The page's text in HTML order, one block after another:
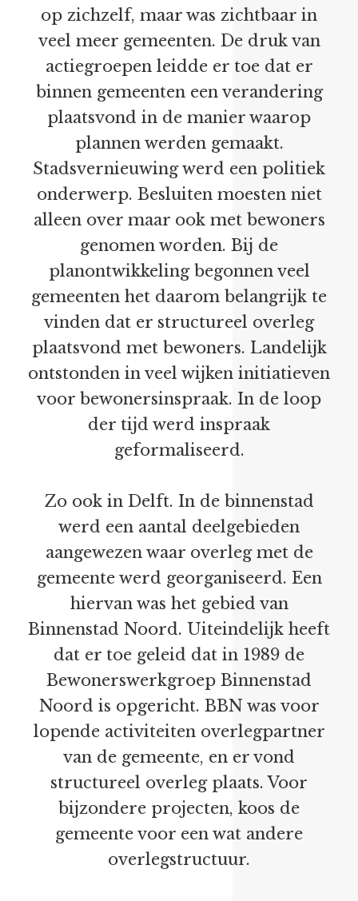
op zichzelf, maar was zichtbaar in
veel meer gemeenten. De druk van
actiegroepen leidde er toe dat er
binnen gemeenten een verandering
plaatsvond in de manier waarop
plannen werden gemaakt.
Stadsvernieuwing werd een politiek
onderwerp. Besluiten moesten niet
alleen over maar ook met bewoners
genomen worden. Bij de
planontwikkeling begonnen veel
gemeenten het daarom belangrijk te
vinden dat er structureel overleg
plaatsvond met bewoners. Landelijk
ontstonden in veel wijken initiatieven
voor bewonersinspraak. In de loop
der tijd werd inspraak
geformaliseerd.
Zo ook in Delft. In de binnenstad
werd een aantal deelgebieden
aangewezen waar overleg met de
gemeente werd georganiseerd. Een
hiervan was het gebied van
Binnenstad Noord. Uiteindelijk heeft
dat er toe geleid dat in 1989 de
Bewonerswerkgroep Binnenstad
Noord is opgericht. BBN was voor
lopende activiteiten overlegpartner
van de gemeente, en er vond
structureel overleg plaats. Voor
bijzondere projecten, koos de
gemeente voor een wat andere
overlegstructuur.